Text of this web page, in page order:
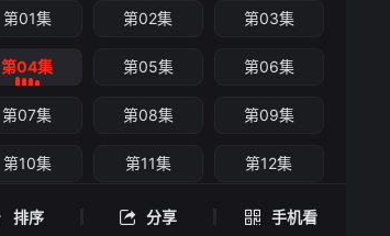
排序 分享 手机看
刀剑神域 爱丽丝篇 异界战争 -第04集
第01集 第02集 第03集
第04集 第05集 第06集
第07集 第08集 第09集
第10集 第11集 第12集